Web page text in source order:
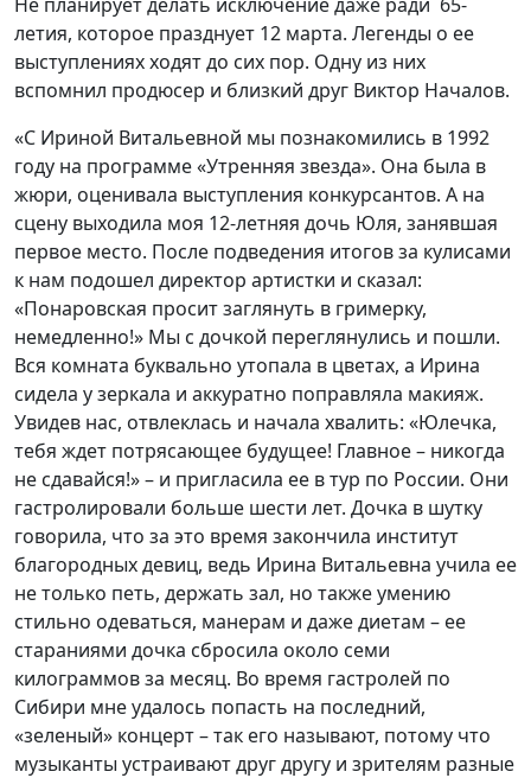
летия, которое празднует 12 марта. Легенды о ее
выступлениях ходят до сих пор. Одну из них
вспомнил продюсер и близкий друг Виктор Началов.
«С Ириной Витальевной мы познакомились в 1992
году на программе «Утренняя звезда». Она была в
жюри, оценивала выступления конкурсантов. А на
сцену выходила моя 12-летняя дочь Юля, занявшая
первое место. После подведения итогов за кулисами
к нам подошел директор артистки и сказал:
«Понаровская просит заглянуть в гримерку,
немедленно!» Мы с дочкой переглянулись и пошли.
Вся комната буквально утопала в цветах, а Ирина
сидела у зеркала и аккуратно поправляла макияж.
Увидев нас, отвлеклась и начала хвалить: «Юлечка,
тебя ждет потрясающее будущее! Главное – никогда
не сдавайся!» – и пригласила ее в тур по России. Они
гастролировали больше шести лет. Дочка в шутку
говорила, что за это время закончила институт
благородных девиц, ведь Ирина Витальевна учила ее
не только петь, держать зал, но также умению
стильно одеваться, манерам и даже диетам – ее
стараниями дочка сбросила около семи
килограммов за месяц. Во время гастролей по
Сибири мне удалось попасть на последний,
«зеленый» концерт – так его называют, потому что
музыканты устраивают друг другу и зрителям разные